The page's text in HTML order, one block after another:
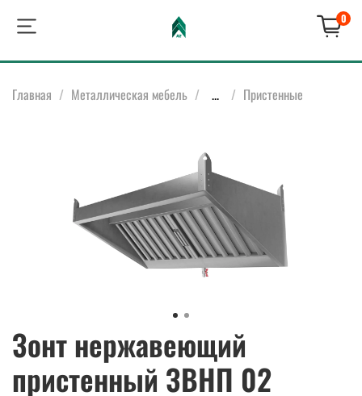
0
Главная Металлическая мебель ... Пристенные
Зонт нержавеющий
пристенный ЗВНП 02